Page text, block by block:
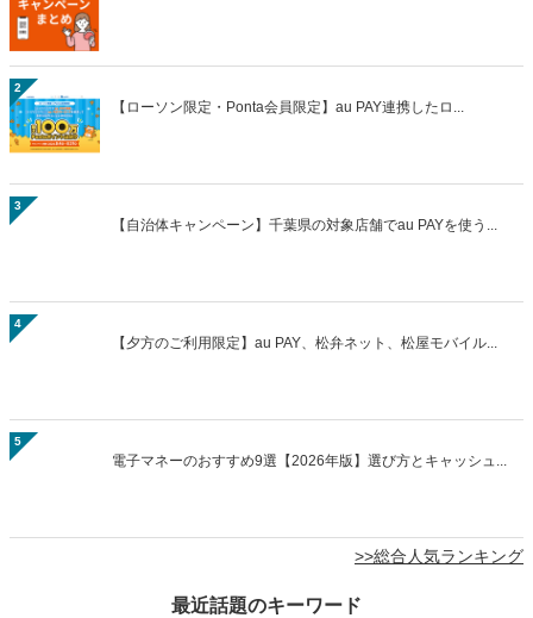
2
【ローソン限定・Ponta会員限定】au PAY連携したロ...
3
【自治体キャンペーン】千葉県の対象店舗でau PAYを使う...
4
【夕方のご利用限定】au PAY、松弁ネット、松屋モバイル...
5
電子マネーのおすすめ9選【2026年版】選び方とキャッシュ...
>>総合人気ランキング
最近話題のキーワード